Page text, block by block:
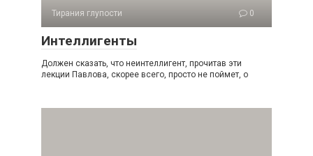
Тирания глупости 0
Интеллигенты
Должен сказать, что неинтеллигент, прочитав эти
лекции Пав­лова, скорее всего, просто не поймет, о